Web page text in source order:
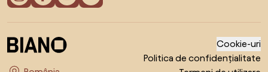
Cookie-uri
Politica de confidențialitate